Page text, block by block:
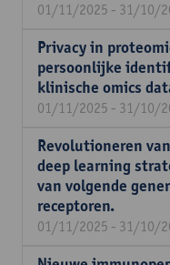
01/11/2025 - 31/10/
Privacy in
persoonlijke
klinische omics
01/11/2025 - 31/10/
Revolutioneren
deep learning
van volgende
receptoren.
01/11/2025 - 31/10/